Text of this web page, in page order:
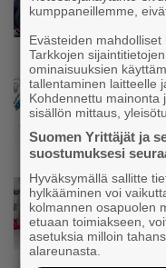
olla
omansa
Uutinen
Nämä
Katso lista
Uutinen
Kolmesta
olen
kumppaneillemme,
Evästeiden
Tarkkojen
ominaisuuksien
tallentaminen laitteelle
Kohdennettu mainonta
sisällön mittaus,
Suomen Yrittäjät ja
suostumuksesi
Hyväksymällä sallitte
hylkääminen voi
kolmannen osapuolen
etuaan toimiakseen,
asetuksia milloin
alareunasta.